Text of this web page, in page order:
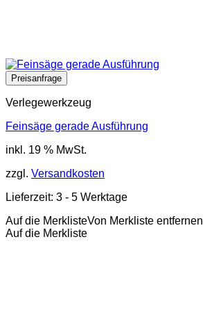
Verlegewerkzeug
Feinsäge gerade Ausführung
inkl. 19 % MwSt.
zzgl. Versandkosten
Lieferzeit: 3 - 5 Werktage
Auf die MerklisteVon Merkliste entfernen
Auf die Merkliste